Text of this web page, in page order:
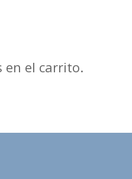
en el carrito.